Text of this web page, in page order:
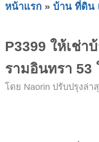
หน้าแรก » บ้าน ที่ดิน
P3399 ให้เช่า
รามอินทรา 53
โดย Naorin ปรับปรุงล่า